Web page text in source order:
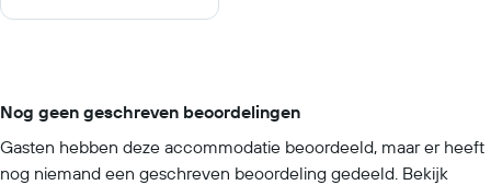
Nog geen geschreven beoordelingen
Gasten hebben deze accommodatie beoordeeld, maar er heeft
nog niemand een geschreven beoordeling gedeeld. Bekijk